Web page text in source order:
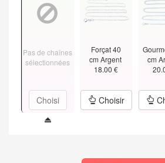
Pas de chaînes
sélectionnées
Choisi
Forçat 40
cm Argent
18.00 €
Choisir
cm